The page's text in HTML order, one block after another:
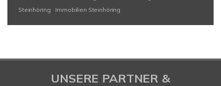
Steinhöring
Immobilien Steinhöring
UNSERE PARTNER &